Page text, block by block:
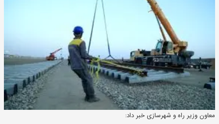
معاون وزیر راه و شهرسازی خبر داد: